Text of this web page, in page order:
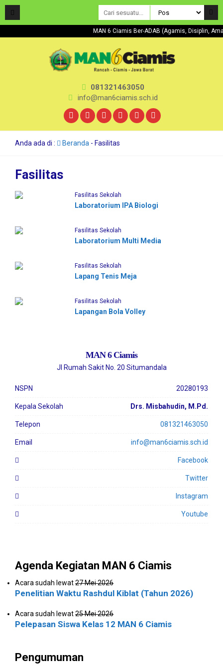
MAN 6 Ciamis Ber-ADAB (Agamis, Disiplin,
081321463050
info@man6ciamis.sch.id
Anda ada di : Beranda - Fasilitas
Fasilitas
Fasilitas Sekolah
Laboratorium IPA Biologi
Fasilitas Sekolah
Laboratorium Multi Media
Fasilitas Sekolah
Lapang Tenis Meja
Fasilitas Sekolah
Lapangan Bola Volley
MAN 6 Ciamis
Jl Rumah Sakit No. 20 Situmandala
NSPN 20280193
Kepala Sekolah Drs. Misbahudin, M.Pd.
Telepon 081321463050
Email info@man6ciamis.sch.id
Facebook
Twitter
Instagram
Youtube
Agenda Kegiatan MAN 6 Ciamis
Acara sudah lewat27 Mei 2026
Penelitian Waktu Rashdul Kiblat (Tahun 2026)
Acara sudah lewat25 Mei 2026
Pelepasan Siswa Kelas 12 MAN 6 Ciamis
Pengumuman